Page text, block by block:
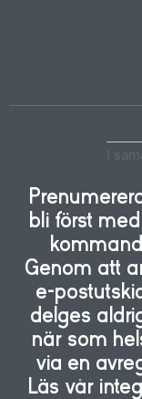
I
bli först
Genom att
e-
delges
när som
via en
Läs vår